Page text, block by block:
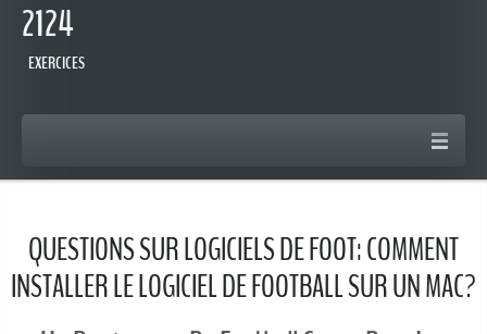
2124
EXERCICES
QUESTIONS SUR LOGICIELS DE FOOT: COMMENT
INSTALLER LE LOGICIEL DE FOOTBALL SUR UN MAC?